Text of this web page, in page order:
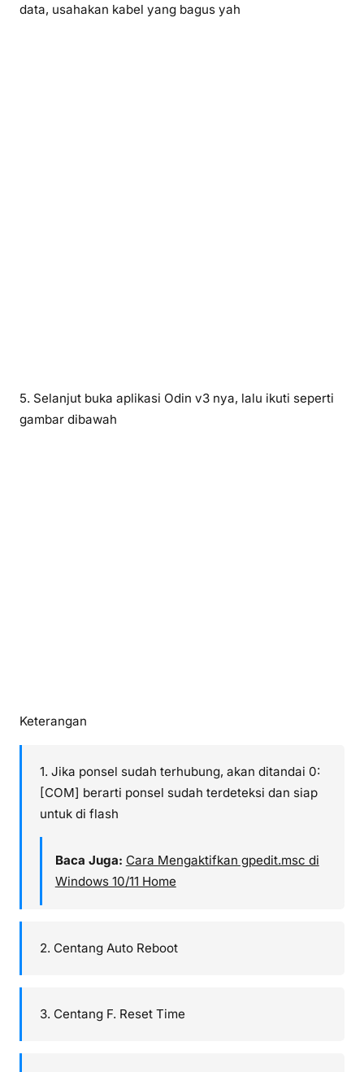
data, usahakan kabel yang bagus yah
5. Selanjut buka aplikasi Odin v3 nya, lalu ikuti seperti
gambar dibawah
Keterangan
1. Jika ponsel sudah terhubung, akan ditandai 0:
[COM] berarti ponsel sudah terdeteksi dan siap
untuk di flash
Baca Juga: Cara Mengaktifkan gpedit.msc di
Windows 10/11 Home
2. Centang Auto Reboot
3. Centang F. Reset Time